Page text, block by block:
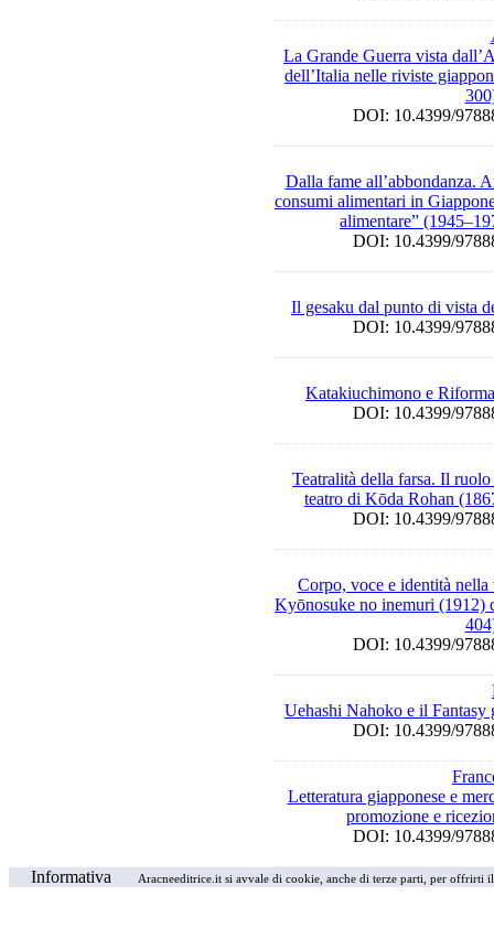
La Grande Guerra vista
dell’Italia nelle riviste
DOI: 10.4399/
Dalla fame all’abbondanza.
consumi alimentari in
alimentare”
DOI: 10.4399/
Il gesaku dal punto di vista
DOI: 10.4399/
Katakiuchimono e
DOI: 10.4399/
Teatralità della farsa. Il
teatro di Kōda Rohan
DOI: 10.4399/
Corpo, voce e identità
Kyōnosuke no inemuri (1912)
DOI: 10.4399/
Uehashi Nahoko e il Fantasy
DOI: 10.4399/
Letteratura giapponese e
promozione e
DOI: 10.4399/
Informativa Aracneeditrice.it si avvale di cookie, anche di terze parti, per